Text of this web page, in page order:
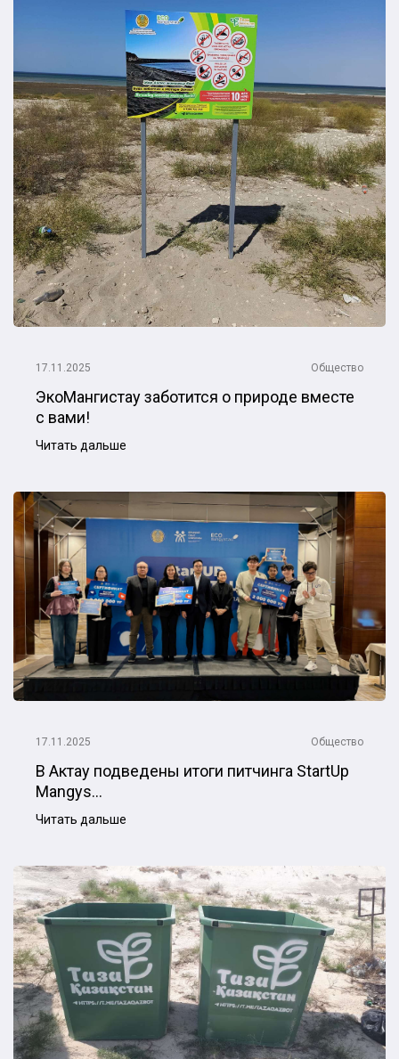
17.11.2025 Общество
ЭкоМангистау заботится о природе вместе
с вами!
Читать дальше
17.11.2025 Общество
В Актау подведены итоги питчинга StartUp
Mangys...
Читать дальше